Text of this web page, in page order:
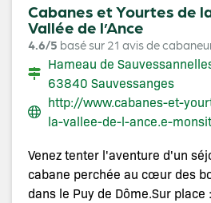
Cabanes et Yourtes de
Vallée de l’Ance
4.6/5 basé sur 21 avis de
Hameau de
63840 Sauvessanges
http://www.cabanes-et-
la-vallee-de-l-ance.e-
Venez tenter l'aventure d'un
cabane perchée au cœur des
dans le Puy de Dôme.Sur